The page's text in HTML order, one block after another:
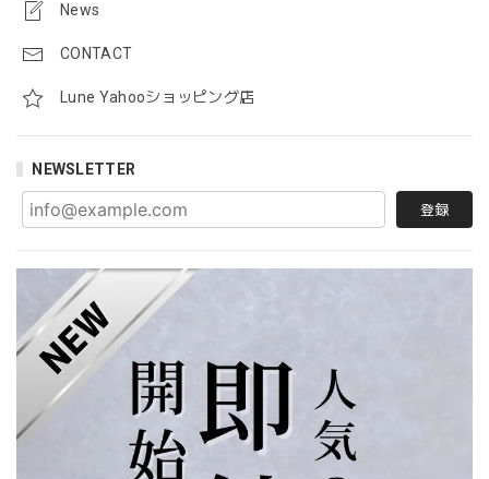
News
CONTACT
Lune Yahooショッピング店
NEWSLETTER
登録